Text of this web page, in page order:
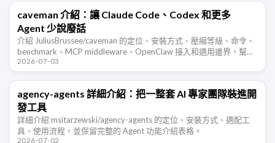
caveman 介紹：讓 Claude Code、Codex 和更多
Agent 少說廢話
介紹 JuliusBrussee/caveman 的定位、安裝方式、壓縮等級、命令、
benchmark、MCP middleware、OpenClaw 接入和適用邊界，幫助
開發者判斷這類 Agent …
2026-07-03
agency-agents 詳細介紹：把一整套 AI 專家團隊裝進開
發工具
詳細介紹 msitarzewski/agency-agents 的定位、安裝方式、適配工
具、使用流程，並保留完整的 Agent 功能介紹表格。
2026-07-02